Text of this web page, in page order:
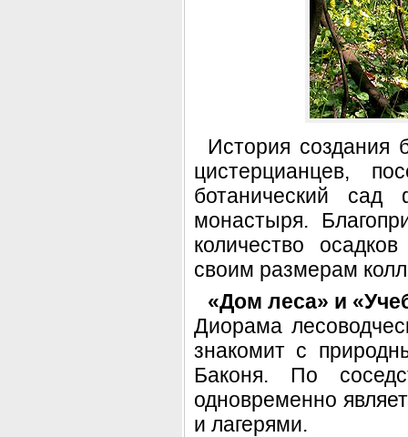
История создания
цистерцианцев,
ботанический сад
монастыря.
количество
своим размерам
«Дом леса» и
Диорама
знакомит с
Баконя. По
одновременно
и лагерями.